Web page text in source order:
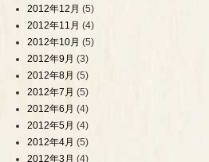
2012年12月 (5)
2012年11月 (4)
2012年10月 (5)
2012年9月 (3)
2012年8月 (5)
2012年7月 (5)
2012年6月 (4)
2012年5月 (4)
2012年4月 (5)
2012年3月 (4)